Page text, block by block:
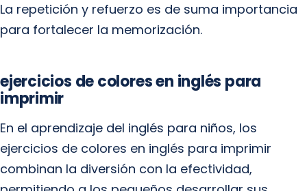
La repetición y refuerzo es de suma importancia
para fortalecer la memorización.
ejercicios de colores en inglés para
imprimir
En el aprendizaje del inglés para niños, los
ejercicios de colores en inglés para imprimir
combinan la diversión con la efectividad,